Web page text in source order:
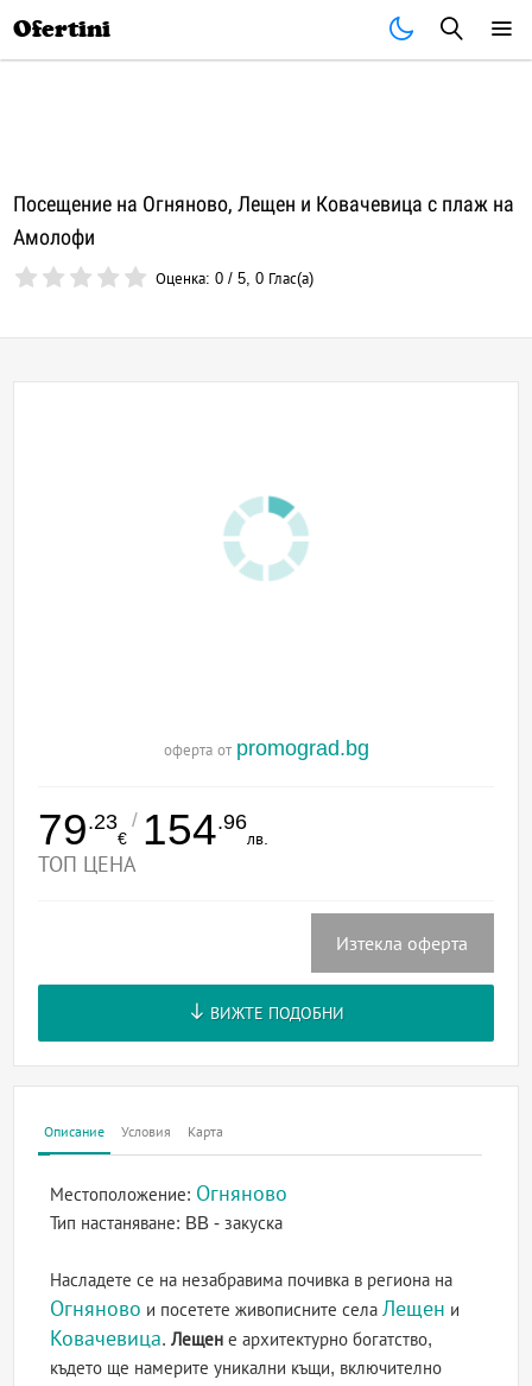
Ofertini
Посещение на Огняново, Лещен и Ковачевица с плаж на
Амолофи
Оценка:0 /5,0 Глас(а)
оферта от promograd.bg
79.23
€
/ 154.96
лв.
ТОП ЦЕНА
Изтекла оферта
ВИЖТЕ ПОДОБНИ
Описание Условия Карта
Местоположение: Огняново
Тип настаняване: BB - закуска
Насладете се на незабравима почивка в региона на
Огняново и посетете живописните села Лещен и
Ковачевица.Лещен е архитектурно богатство,
където ще намерите уникални къщи, включително